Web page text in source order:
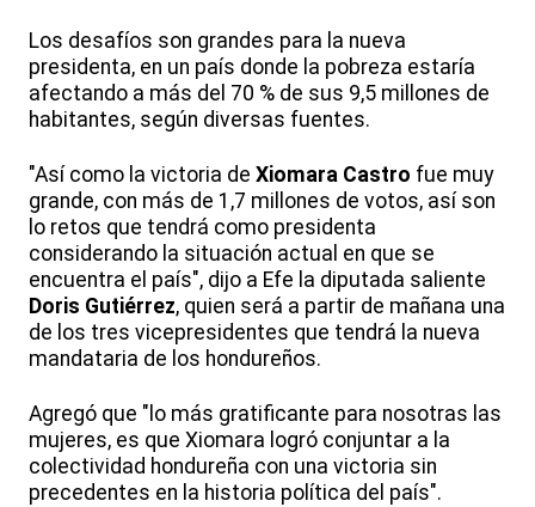
Los desafíos son grandes para la nueva
presidenta, en un país donde la pobreza estaría
afectando a más del 70 % de sus 9,5 millones de
habitantes, según diversas fuentes.
"Así como la victoria de Xiomara Castro fue muy
grande, con más de 1,7 millones de votos, así son
lo retos que tendrá como presidenta
considerando la situación actual en que se
encuentra el país", dijo a Efe la diputada saliente
Doris Gutiérrez, quien será a partir de mañana una
de los tres vicepresidentes que tendrá la nueva
mandataria de los hondureños.
Agregó que "lo más gratificante para nosotras las
mujeres, es que Xiomara logró conjuntar a la
colectividad hondureña con una victoria sin
precedentes en la historia política del país".